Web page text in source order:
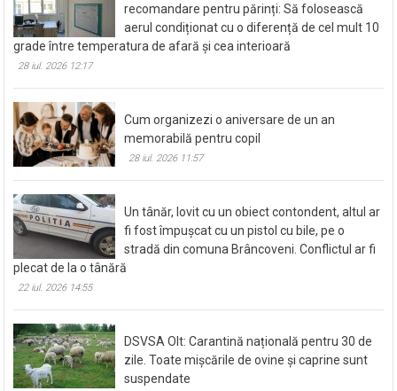
recomandare pentru părinți: Să folosească
aerul condiționat cu o diferență de cel mult 10
grade între temperatura de afară și cea interioară
28 iul. 2026 12:17
Cum organizezi o aniversare de un an
memorabilă pentru copil
28 iul. 2026 11:57
Un tânăr, lovit cu un obiect contondent, altul ar
fi fost împușcat cu un pistol cu bile, pe o
stradă din comuna Brâncoveni. Conflictul ar fi
plecat de la o tânără
22 iul. 2026 14:55
DSVSA Olt: Carantină națională pentru 30 de
zile. Toate mișcările de ovine și caprine sunt
suspendate